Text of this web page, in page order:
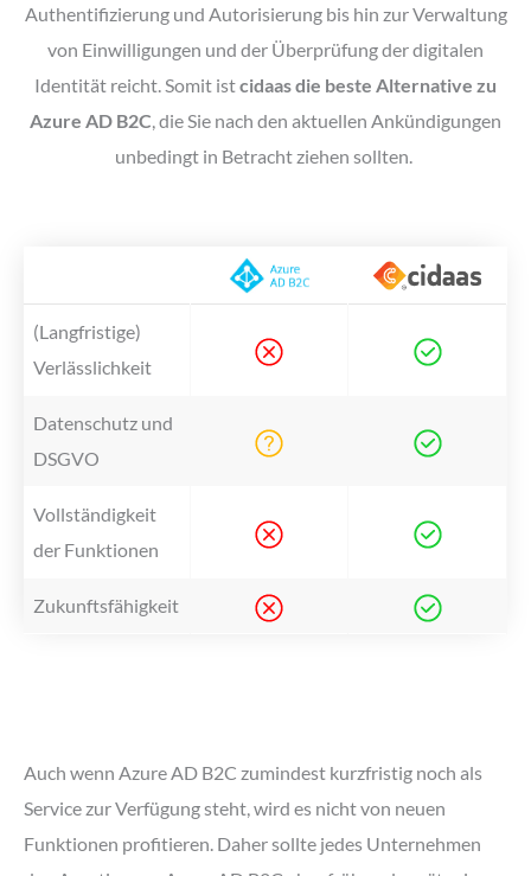
Authentifizierung und Autorisierung bis hin zur Verwaltung
von Einwilligungen und der Überprüfung der digitalen
Identität reicht. Somit istcidaas die beste Alternative zu
Azure AD B2C , die Sie nach den aktuellen Ankündigungen
unbedingt in Betracht ziehen sollten.
(Langfristige)
Verlässlichkeit
Datenschutz und
DSGVO
Vollständigkeit
der Funktionen
Zukunftsfähigkeit
Auch wenn Azure AD B2C zumindest kurzfristig noch als
Service zur Verfügung steht, wird es nicht von neuen
Funktionen profitieren. Daher sollte jedes Unternehmen